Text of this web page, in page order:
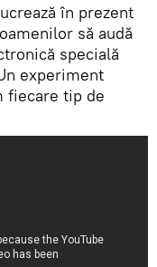
în prezent
să audă
specială
experiment
fiecare tip de